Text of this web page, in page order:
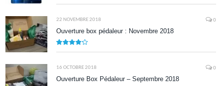
22 NOVEMBRE 2018 0
Ouverture box pédaleur : Novembre 2018
16 OCTOBRE 2018 0
Ouverture Box Pédaleur – Septembre 2018